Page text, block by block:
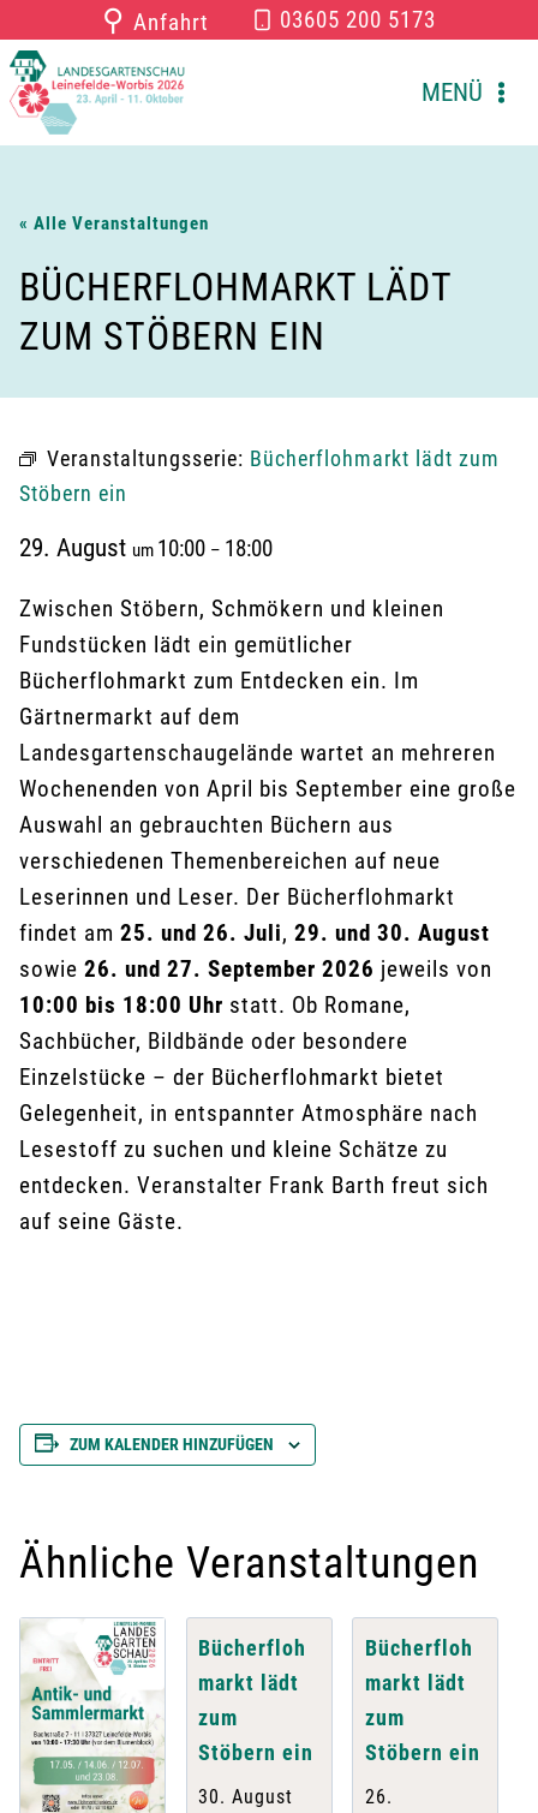
Inhalt
springen
⚲ Anfahrt 03605 200 5173
MENÜ
« Alle Veranstaltungen
BÜCHERFLOHMARKT LÄDT
ZUM STÖBERN EIN
Veranstaltungsserie: Bücherflohmarkt lädt zum
Stöbern ein
29. August um 10:00 – 18:00
Zwischen Stöbern, Schmökern und kleinen
Fundstücken lädt ein gemütlicher
Bücherflohmarkt zum Entdecken ein. Im
Gärtnermarkt auf dem
Landesgartenschaugelände wartet an mehreren
Wochenenden von April bis September eine große
Auswahl an gebrauchten Büchern aus
verschiedenen Themenbereichen auf neue
Leserinnen und Leser. Der Bücherflohmarkt
findet am 25. und 26. Juli, 29. und 30. August
sowie 26. und 27. September 2026 jeweils von
10:00 bis 18:00 Uhr statt. Ob Romane,
Sachbücher, Bildbände oder besondere
Einzelstücke – der Bücherflohmarkt bietet
Gelegenheit, in entspannter Atmosphäre nach
Lesestoff zu suchen und kleine Schätze zu
entdecken. Veranstalter Frank Barth freut sich
auf seine Gäste.
ZUM KALENDER HINZUFÜGEN
Ähnliche Veranstaltungen
Bücherfloh
markt lädt
zum
Stöbern ein
30. August
Bücherfloh
markt lädt
zum
Stöbern ein
26.